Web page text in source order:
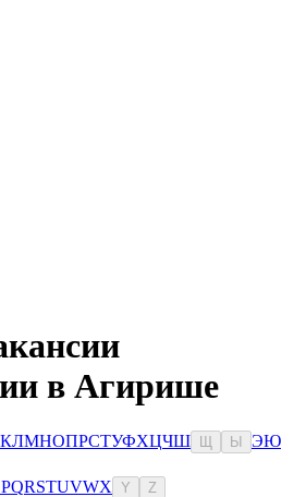
в Агирише
КЛМНОПРСТУФХЦЧШ Ы ЭЮ
PQRSTUVWX Y Z